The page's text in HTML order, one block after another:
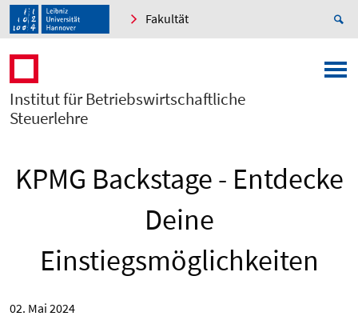
Fakultät
Institut für Betriebswirtschaftliche
Steuerlehre
KPMG Backstage - Entdecke
Deine
Einstiegsmöglichkeiten
02. Mai 2024